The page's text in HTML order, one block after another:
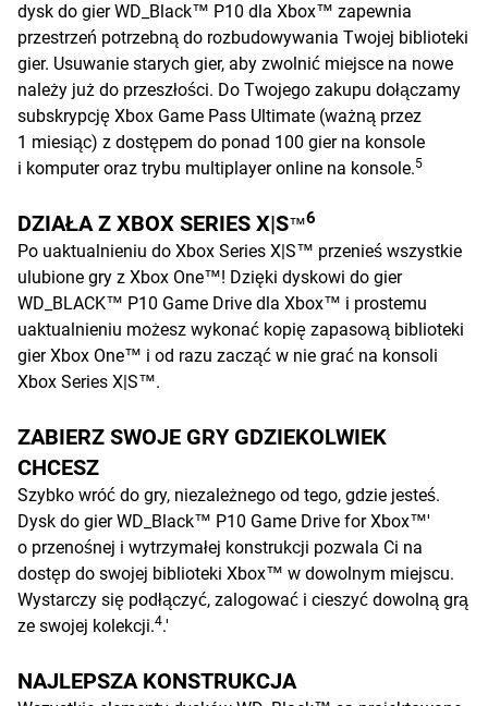
dysk do gier WD_Black™ P10 dla Xbox™ zapewnia
przestrzeń potrzebną do rozbudowywania Twojej biblioteki
gier. Usuwanie starych gier, aby zwolnić miejsce na nowe
należy już do przeszłości. Do Twojego zakupu dołączamy
subskrypcję Xbox Game Pass Ultimate (ważną przez
1 miesiąc) z dostępem do ponad 100 gier na konsole
i komputer oraz trybu multiplayer online na konsole.5
DZIAŁA Z XBOX SERIES X|S™6
Po uaktualnieniu do Xbox Series X|S™ przenieś wszystkie
ulubione gry z Xbox One™! Dzięki dyskowi do gier
WD_BLACK™ P10 Game Drive dla Xbox™ i prostemu
uaktualnieniu możesz wykonać kopię zapasową biblioteki
gier Xbox One™ i od razu zacząć w nie grać na konsoli
Xbox Series X|S™.
ZABIERZ SWOJE GRY GDZIEKOLWIEK
CHCESZ
Szybko wróć do gry, niezależnego od tego, gdzie jesteś.
Dysk do gier WD_Black™ P10 Game Drive for Xbox™'
o przenośnej i wytrzymałej konstrukcji pozwala Ci na
dostęp do swojej biblioteki Xbox™ w dowolnym miejscu.
Wystarczy się podłączyć, zalogować i cieszyć dowolną grą
ze swojej kolekcji.4.'
NAJLEPSZA KONSTRUKCJA